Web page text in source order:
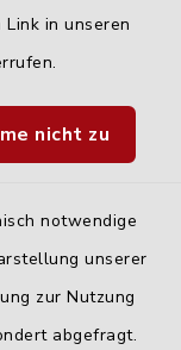
in unseren
nicht zu
notwendige
unserer
zur Nutzung
abgefragt.